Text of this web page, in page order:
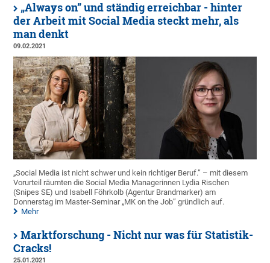
„Always on” und ständig erreichbar - hinter
der Arbeit mit Social Media steckt mehr, als
man denkt
09.02.2021
„Social Media ist nicht schwer und kein richtiger Beruf.” – mit diesem
Vorurteil räumten die Social Media Managerinnen Lydia Rischen
(Snipes SE) und Isabell Föhrkolb (Agentur Brandmarker) am
Donnerstag im Master-Seminar „MK on the Job” gründlich auf.
Mehr
Marktforschung - Nicht nur was für Statistik-
Cracks!
25.01.2021